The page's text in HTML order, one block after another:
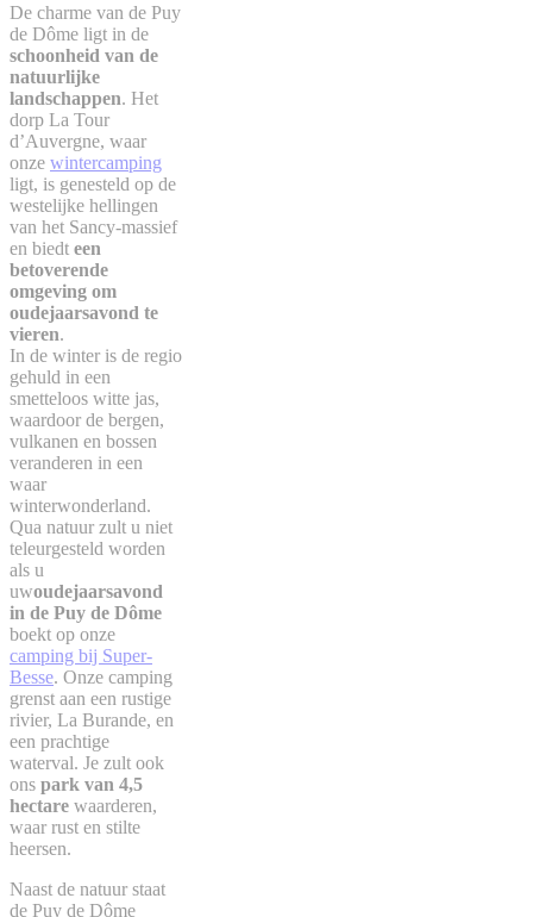
De charme van de Puy
de Dôme ligt in de
schoonheid van de
natuurlijke
landschappen. Het
dorp La Tour
d’Auvergne, waar
onze wintercamping
ligt, is genesteld op de
westelijke hellingen
van het Sancy-massief
en biedt een
betoverende
omgeving om
oudejaarsavond te
vieren.
In de winter is de regio
gehuld in een
smetteloos witte jas,
waardoor de bergen,
vulkanen en bossen
veranderen in een
waar
winterwonderland.
Qua natuur zult u niet
teleurgesteld worden
als u
uwoudejaarsavond
in de Puy de Dôme
boekt op onze
camping bij Super-
Besse. Onze camping
grenst aan een rustige
rivier, La Burande, en
een prachtige
waterval. Je zult ook
ons park van 4,5
hectare waarderen,
waar rust en stilte
heersen.
Naast de natuur staat
de Puy de Dôme